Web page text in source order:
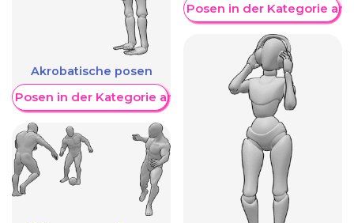
Akrobatische posen
Posen in der Kategorie anzeigen
Weitere Posen in der Kategorie